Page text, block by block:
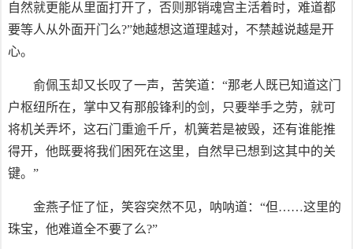
自然就更能从里面打开了，否则那销魂宫主活着时，难道都
要等人从外面开门么?”她越想这道理越对，不禁越说越是开
心。
俞佩玉却又长叹了一声，苦笑道：“那老人既已知道这门
户枢纽所在，掌中又有那般锋利的剑，只要举手之劳，就可
将机关弄坏，这石门重逾千斤，机簧若是被毁，还有谁能推
得开，他既要将我们困死在这里，自然早已想到这其中的关
键。”
金燕子怔了怔，笑容突然不见，呐呐道：“但……这里的
珠宝，他难道全不要了么?”